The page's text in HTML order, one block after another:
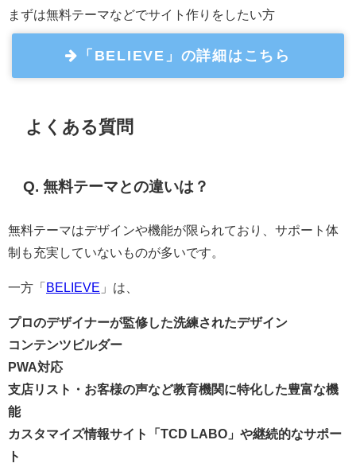
まずは無料テーマなどでサイト作りをしたい方
「BELIEVE」の詳細はこちら
よくある質問
Q. 無料テーマとの違いは？
無料テーマはデザインや機能が限られており、サポート体
制も充実していないものが多いです。
一方「 BELIEVE 」は、
プロのデザイナーが監修した洗練されたデザイン
コンテンツビルダー
PWA対応
支店リスト・お客様の声など教育機関に特化した豊富な機
能
カスタマイズ情報サイト「TCD LABO」や継続的なサポー
ト